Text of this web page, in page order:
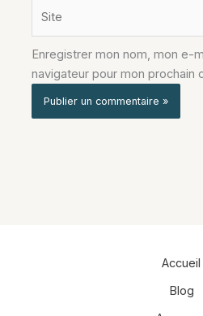
Enregistrer mon nom, mon e-
navigateur pour mon prochain
Accueil
Blog